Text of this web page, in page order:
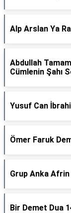
Alp Arslan Ya
Abdullah
Cümlenin Şahı
Yusuf Can
Ömer Faruk
Grup Anka
Bir Demet Dua